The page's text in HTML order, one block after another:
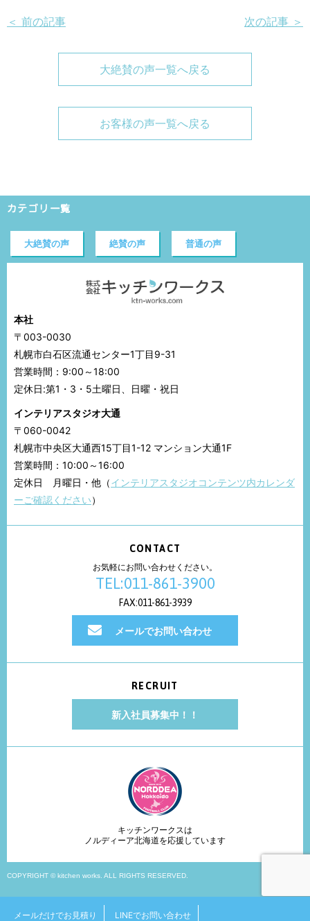
＜ 前の記事 次の記事 ＞
大絶賛の声一覧へ戻る
お客様の声一覧へ戻る
カテゴリ一覧
大絶賛の声 絶賛の声 普通の声
本社
〒003-0030
札幌市白石区流通センター1丁目9-31
営業時間：9:00～18:00
定休日:第1・3・5土曜日、日曜・祝日
インテリアスタジオ大通
〒060-0042
札幌市中央区大通西15丁目1-12 マンション大通1F
営業時間：10:00～16:00
定休日 月曜日・他（インテリアスタジオコンテンツ内カレンダ
ーご確認ください）
CONTACT
お気軽にお問い合わせください。
TEL:011-861-3900
FAX:011-861-3939
メールでお問い合わせ
RECRUIT
新入社員募集中！！
キッチンワークスは
ノルディーア北海道を応援しています
COPYRIGHT © kitchen works. ALL RIGHTS RESERVED.
メールだけでお見積り LINEでお問い合わせ